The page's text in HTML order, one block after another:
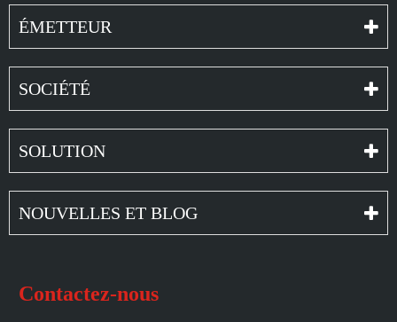
ÉMETTEUR
SOCIÉTÉ
SOLUTION
NOUVELLES ET BLOG
Contactez-nous